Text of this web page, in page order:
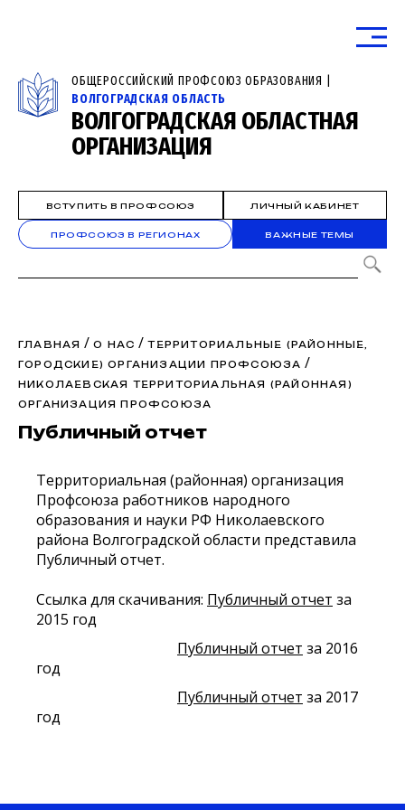
ОБЩЕРОССИЙСКИЙ ПРОФСОЮЗ ОБРАЗОВАНИЯ |
ВОЛГОГРАДСКАЯ ОБЛАСТЬ
ВОЛГОГРАДСКАЯ ОБЛАСТНАЯ
ОРГАНИЗАЦИЯ
ВСТУПИТЬ В ПРОФСОЮЗ ЛИЧНЫЙ КАБИНЕТ
ПРОФСОЮЗ В РЕГИОНАХ ВАЖНЫЕ ТЕМЫ
ГЛАВНАЯ /О НАС /ТЕРРИТОРИАЛЬНЫЕ (РАЙОННЫЕ,
ГОРОДСКИЕ) ОРГАНИЗАЦИИ ПРОФСОЮЗА /
НИКОЛАЕВСКАЯ ТЕРРИТОРИАЛЬНАЯ (РАЙОННАЯ)
ОРГАНИЗАЦИЯ ПРОФСОЮЗА
Публичный отчет
Территориальная (районная) организация
Профсоюза работников народного
образования и науки РФ Николаевского
района Волгоградской области представила
Публичный отчет.
Ссылка для скачивания: Публичный отчет за
2015 год
Публичный отчет за 2016
год
Публичный отчет за 2017
год